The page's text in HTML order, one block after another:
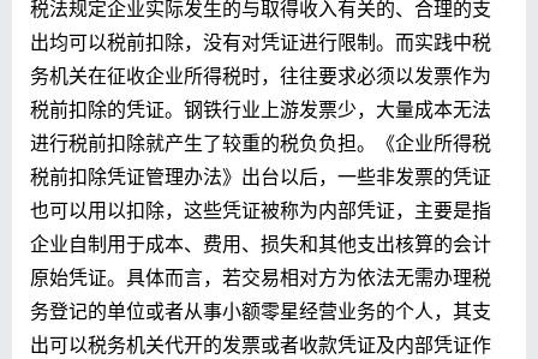
税法规定企业实际发生的与取得收入有关的、合理的支
出均可以税前扣除，没有对凭证进行限制。而实践中税
务机关在征收企业所得税时，往往要求必须以发票作为
税前扣除的凭证。钢铁行业上游发票少，大量成本无法
进行税前扣除就产生了较重的税负负担。《企业所得税
税前扣除凭证管理办法》出台以后，一些非发票的凭证
也可以用以扣除，这些凭证被称为内部凭证，主要是指
企业自制用于成本、费用、损失和其他支出核算的会计
原始凭证。具体而言，若交易相对方为依法无需办理税
务登记的单位或者从事小额零星经营业务的个人，其支
出可以税务机关代开的发票或者收款凭证及内部凭证作